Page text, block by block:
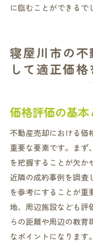
に臨むことができるで
寝屋川市の
して適正価
価格評価の基本
不動産売却における価
重要な要素です。まず
を把握することが欠か
近隣の成約事例を調査
を参考にすることが重
地、周辺施設なども評
らの距離や周辺の教
なポイントになります